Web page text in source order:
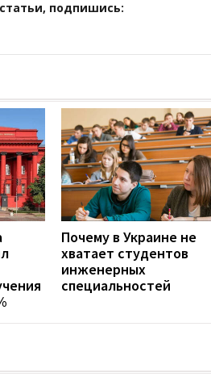
подпишись:
Почему в Украине не
хватает студентов
инженерных
специальностей